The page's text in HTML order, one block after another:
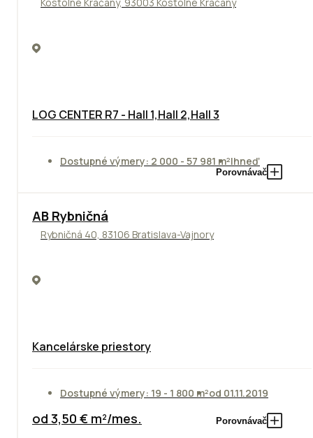
LOG CENTER R7 - Hall 1,Hall 2,Hall 3
Dostupné výmery: 2 000 - 57 981 m²Ihneď
Porovnávač
AB Rybničná
Rybničná 40, 83106 Bratislava-Vajnory
Kancelárske priestory
Dostupné výmery: 19 - 1 800 m²od 01.11.2019
od 3,50 € m²/mes. Porovnávač